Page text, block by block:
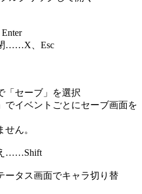
……X、Esc
セーブ」を選択
イベントごとにセーブ画面を
ん。
……Shift
ータス画面でキャラ切り替